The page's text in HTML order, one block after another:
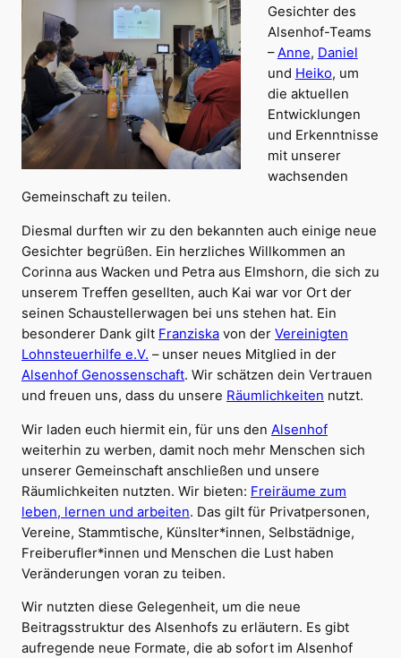
Gesichter des
Alsenhof-Teams
–Anne, Daniel
und Heiko, um
die aktuellen
Entwicklungen
und Erkenntnisse
mit unserer
wachsenden
Gemeinschaft zu teilen.
Diesmal durften wir zu den bekannten auch einige neue
Gesichter begrüßen. Ein herzliches Willkommen an
Corinna aus Wacken und Petra aus Elmshorn, die sich zu
unserem Treffen gesellten, auch Kai war vor Ort der
seinen Schaustellerwagen bei uns stehen hat. Ein
besonderer Dank gilt Franziska von der Vereinigten
Lohnsteuerhilfe e.V. – unser neues Mitglied in der
Alsenhof Genossenschaft. Wir schätzen dein Vertrauen
und freuen uns, dass du unsere Räumlichkeiten nutzt.
Wir laden euch hiermit ein, für uns den Alsenhof
weiterhin zu werben, damit noch mehr Menschen sich
unserer Gemeinschaft anschließen und unsere
Räumlichkeiten nutzten. Wir bieten: Freiräume zum
leben, lernen und arbeiten. Das gilt für Privatpersonen,
Vereine, Stammtische, Künslter*innen, Selbstädnige,
Freiberufler*innen und Menschen die Lust haben
Veränderungen voran zu teiben.
Wir nutzten diese Gelegenheit, um die neue
Beitragsstruktur des Alsenhofs zu erläutern. Es gibt
aufregende neue Formate, die ab sofort im Alsenhof